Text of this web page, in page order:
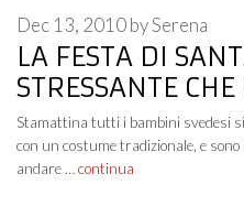
LA FESTA DI
STRESSANTE
Dec 13, 2010bySerena
Stamattina tutti i bambini svedesi
con un costume tradizionale, e
andare … continua